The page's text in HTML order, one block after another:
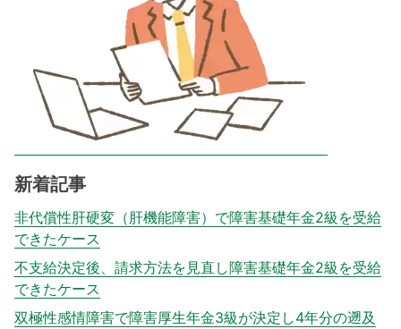
新着記事
非代償性肝硬変（肝機能障害）で障害基礎年金2級を受給
できたケース
不支給決定後、請求方法を見直し障害基礎年金2級を受給
できたケース
双極性感情障害で障害厚生年金3級が決定し4年分の遡及